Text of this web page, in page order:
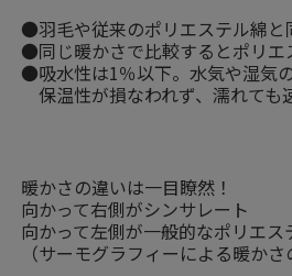
●羽毛や従来のポリエステル綿と
●同じ暖かさで比較するとポリエ
●吸水性は1％以下。水気や湿気
保温性が損なわれず、濡れても
暖かさの違いは一目瞭然！
向かって右側がシンサレート
向かって左側が一般的なポリエス
（サーモグラフィーによる暖かさ